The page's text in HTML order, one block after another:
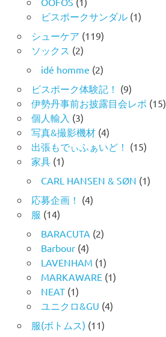
ビスポークサンダル(1)
シューケア (119)
ソックス (2)
idé homme (2)
ビスポーク体験記！ (9)
伊勢丹事前お披露目会レポ (15)
個人輸入 (3)
写真&撮影機材(4)
出張もでぃふぁいど！ (15)
家具(1)
CARL HANSEN & SØN (1)
応募企画！ (4)
服 (14)
BARACUTA (2)
Barbour(4)
LAVENHAM (1)
MARKAWARE(1)
NEAT(1)
ユニクロ&GU (4)
服(ボトムス) (11)